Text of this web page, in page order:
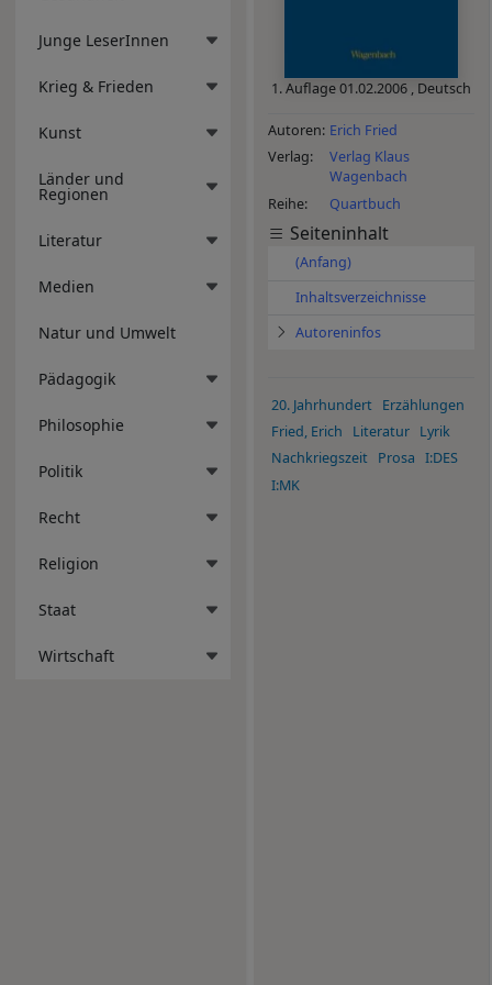
Junge LeserInnen
Krieg & Frieden
Kunst
Länder und
Regionen
Literatur
Medien
Natur und Umwelt
Pädagogik
Philosophie
Politik
Recht
Religion
Staat
Wirtschaft
1. Auflage01.02.2006 , Deutsch
Autoren Erich Fried
Verlag
Verlag Klaus
Wagenbach
Reihe
Quartbuch
Seiteninhalt
(Anfang)
Inhaltsverzeichnisse
Autoreninfos
20. Jahrhundert
Erzählungen
Fried, Erich
Literatur Lyrik
Nachkriegszeit
Prosa
I:DES
I:MK